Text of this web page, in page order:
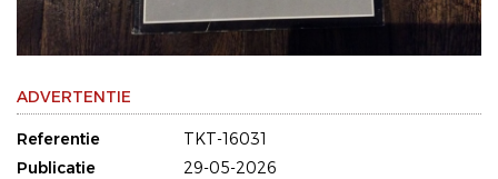
ADVERTENTIE
Referentie
TKT-16031
Publicatie
29-05-2026